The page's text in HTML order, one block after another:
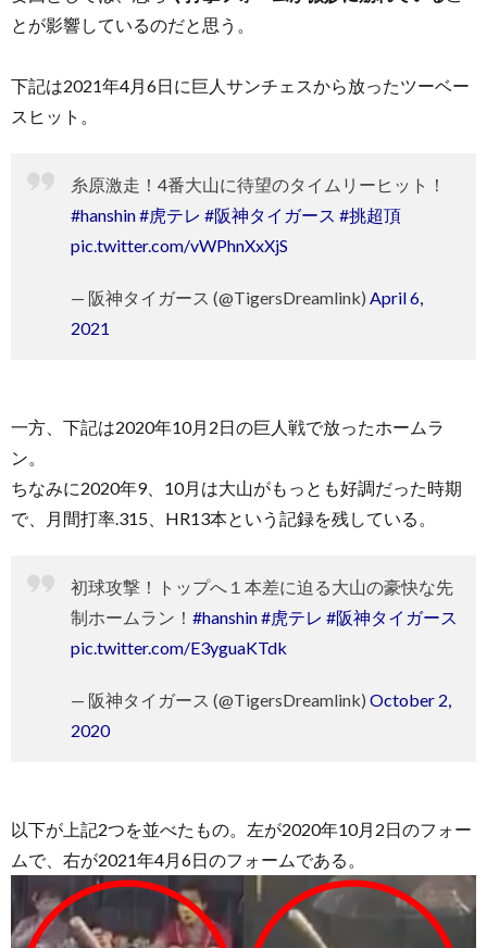
とが影響しているのだと思う。
下記は2021年4月6日に巨人サンチェスから放ったツーベー
スヒット。
糸原激走！4番大山に待望のタイムリーヒット！
#hanshin#虎テレ #阪神タイガース #挑超頂
pic.twitter.com/vWPhnXxXjS
— 阪神タイガース (@TigersDreamlink) April 6,
2021
一方、下記は2020年10月2日の巨人戦で放ったホームラ
ン。
ちなみに2020年9、10月は大山がもっとも好調だった時期
で、月間打率.315、HR13本という記録を残している。
初球攻撃！トップへ１本差に迫る大山の豪快な先
制ホームラン！ #hanshin#虎テレ #阪神タイガース
pic.twitter.com/E3yguaKTdk
— 阪神タイガース (@TigersDreamlink) October 2,
2020
以下が上記2つを並べたもの。左が2020年10月2日のフォー
ムで、右が2021年4月6日のフォームである。